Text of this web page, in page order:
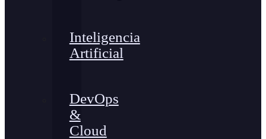
Inteligencia
Artificial
DevOps
&
Cloud